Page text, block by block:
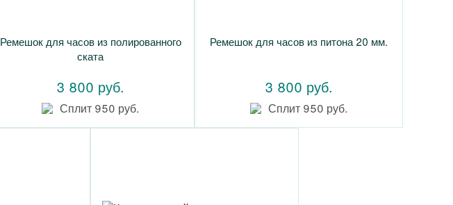
Ремешок для часов из полированного
ската
3 800 руб.
Сплит 950 руб.
Ремешок для часов из питона 20 мм.
3 800 руб.
Сплит 950 руб.